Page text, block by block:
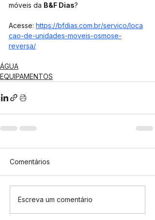
móveis da B&F Dias?
Acesse: https://bfdias.com.br/servico/loca
cao-de-unidades-moveis-osmose-
reversa/
ÁGUA
EQUIPAMENTOS
Comentários
Escreva um comentário